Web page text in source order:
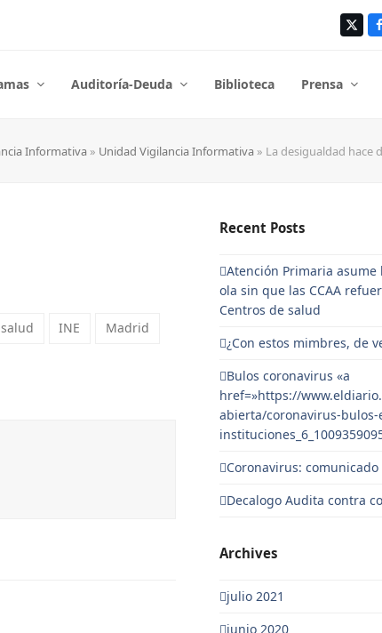
Auditoría-Deuda Biblioteca Prensa
Informativa » Unidad Vigilancia Informativa » La desigualdad hace
INE Madrid
Recent Posts
Atención Primaria asume
ola sin que las CCAA
Centros de salud
¿Con estos mimbres, de
Bulos coronavirus «a
href=»https://
abierta/coronavirus-bulos-
Coronavirus: comunicado
Decalogo Audita contra
Archives
julio 2021
junio 2020